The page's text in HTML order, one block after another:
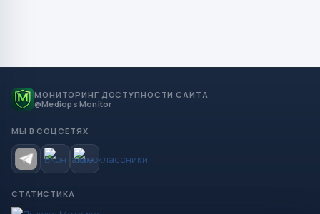
МОНИТОРИНГ ДОСТУПНОСТИ САЙТА
@Mediops Monitor
МЫ В СОЦСЕТЯХ
СТАТИСТИКА